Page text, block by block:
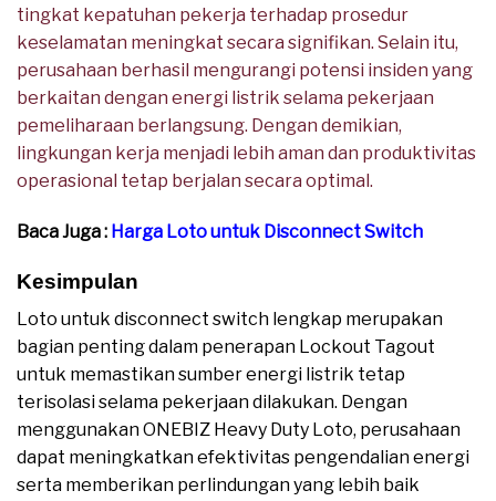
tingkat kepatuhan pekerja terhadap prosedur
keselamatan meningkat secara signifikan. Selain itu,
perusahaan berhasil mengurangi potensi insiden yang
berkaitan dengan energi listrik selama pekerjaan
pemeliharaan berlangsung. Dengan demikian,
lingkungan kerja menjadi lebih aman dan produktivitas
operasional tetap berjalan secara optimal.
Baca Juga : Harga Loto untuk Disconnect Switch
Kesimpulan
Loto untuk disconnect switch lengkap merupakan
bagian penting dalam penerapan Lockout Tagout
untuk memastikan sumber energi listrik tetap
terisolasi selama pekerjaan dilakukan. Dengan
menggunakan ONEBIZ Heavy Duty Loto, perusahaan
dapat meningkatkan efektivitas pengendalian energi
serta memberikan perlindungan yang lebih baik